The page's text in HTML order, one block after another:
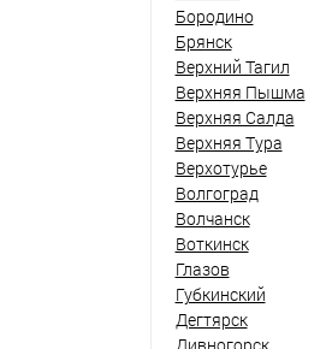
Бородино
Брянск
Верхний Тагил
Верхняя Пышма
Верхняя Салда
Верхняя Тура
Верхотурье
Волгоград
Волчанск
Воткинск
Глазов
Губкинский
Дегтярск
Дивногорск